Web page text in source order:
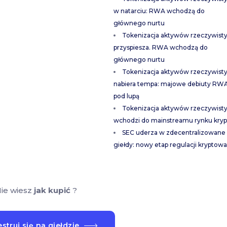
w natarciu: RWA wchodzą do
głównego nurtu
Tokenizacja aktywów
przyspiesza. RWA wchodzą do
głównego nurtu
Tokenizacja aktywów
nabiera tempa: majowe debiuty
pod lupą
Tokenizacja aktywów
wchodzi do mainstreamu rynku
SEC uderza w zdecentralizowane
giełdy: nowy etap regulacji
wiesz jak kupić?